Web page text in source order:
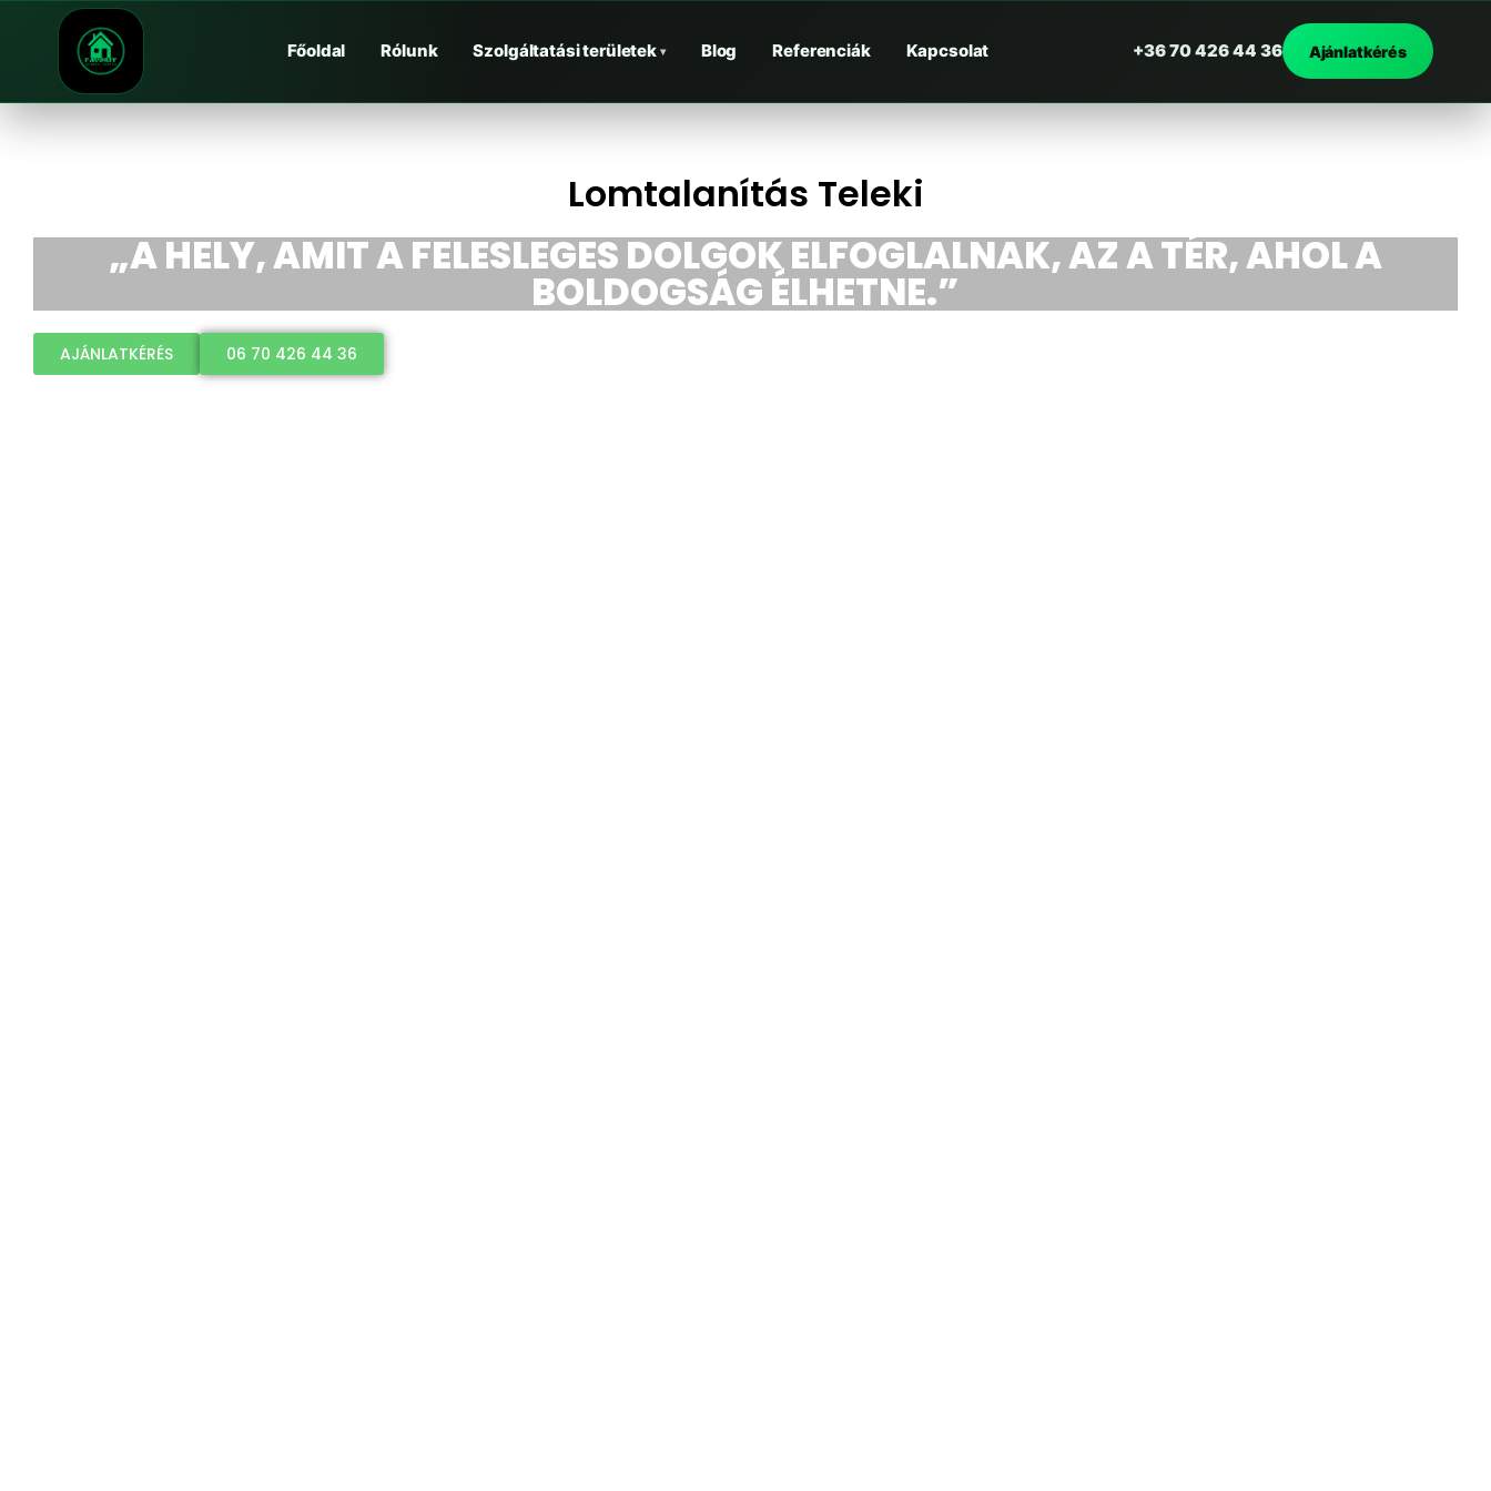
Főoldal Rólunk Szolgáltatási területek ▾ Blog Referenciák Kapcsolat +36 70 426 44 36 Ajánlatkérés
Lomtalanítás Teleki
„A HELY, AMIT A FELESLEGES DOLGOK ELFOGLALNAK, AZ A TÉR, AHOL A
BOLDOGSÁG ÉLHETNE.”
AJÁNLATKÉRÉS 06 70 426 44 36